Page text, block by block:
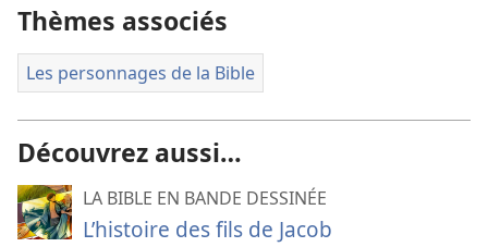
Thèmes associés
Les personnages de la Bible
Découvrez aussi…
LA BIBLE EN BANDE DESSINÉE
L’histoire des fils de Jacob